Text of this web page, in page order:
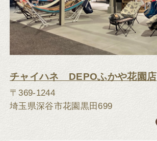
チャイハネ DEPOふかや花園店
〒369-1244
埼玉県深谷市花園黒田699